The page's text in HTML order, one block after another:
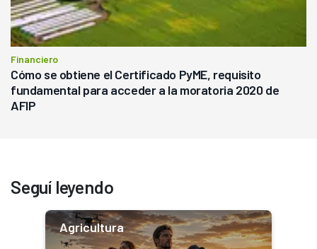
Financiero
Cómo se obtiene el Certificado PyME, requisito
fundamental para acceder a la moratoria 2020 de
AFIP
Seguí leyendo
Agricultura